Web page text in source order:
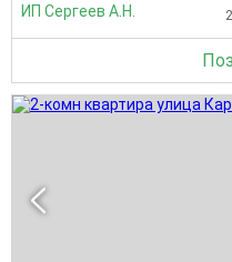
ИП Сергеев А.Н.